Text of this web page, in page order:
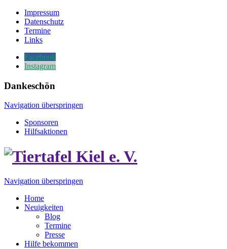
Impressum
Datenschutz
Termine
Links
Facebook
Instagram
Dankeschön
Navigation überspringen
Sponsoren
Hilfsaktionen
Navigation überspringen
Home
Neuigkeiten
Blog
Termine
Presse
Hilfe bekommen